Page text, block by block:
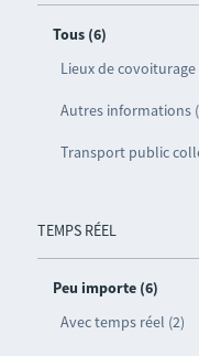
Tous (6)
Lieux de covoiturage
Autres informations
Transport public
TEMPS RÉEL
Peu importe (6)
Avec temps réel (2)